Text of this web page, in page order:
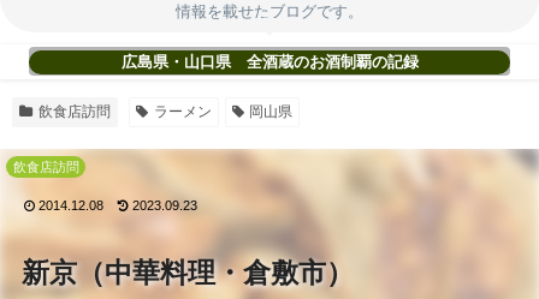
情報を載せたブログです。
広島県・山口県 全酒蔵のお酒制覇の記録
飲食店訪問 ラーメン 岡山県
新京（中華料理・倉敷市）
飲食店訪問
2014.12.08 2023.09.23